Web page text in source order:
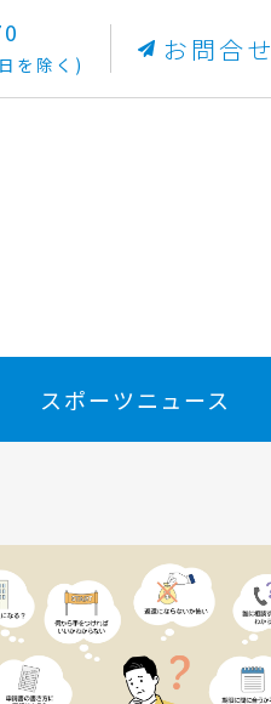
を除く) お問合せ
スポーツニュース